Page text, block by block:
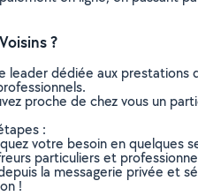
?
leader dédiée aux
proche de chez vous un
:
votre besoin en quelques
particuliers et
la messagerie privée et
!